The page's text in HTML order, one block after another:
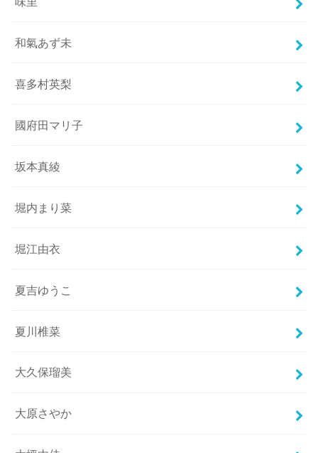
和氣あず未
喜多村英梨
國府田マリ子
坂本真綾
堀内まり菜
堀江由衣
夏吉ゆうこ
夏川椎菜
大久保瑠美
大原さやか